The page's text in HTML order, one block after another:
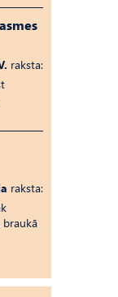
raksta:
raksta:
braukā